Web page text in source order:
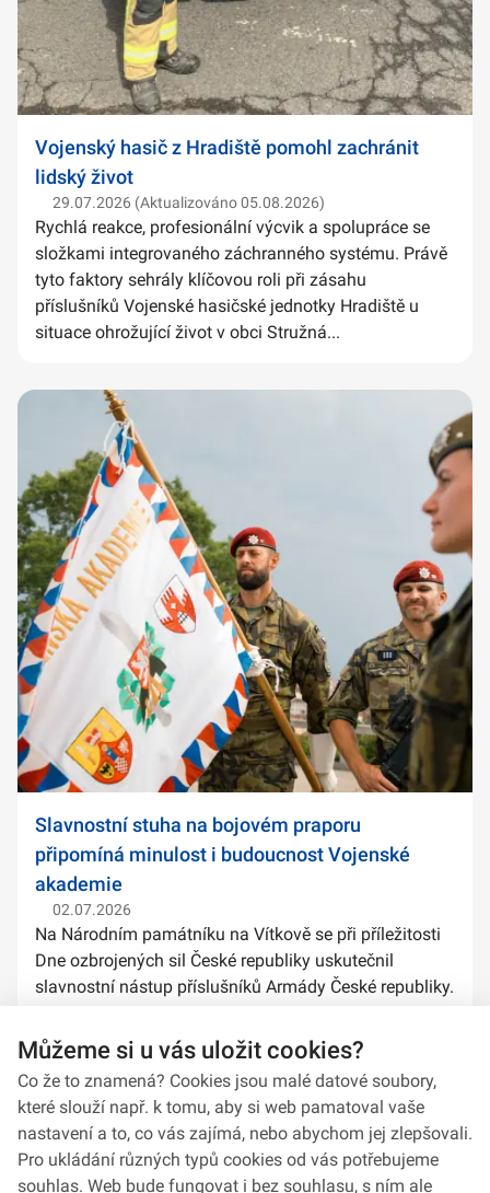
Vojenský hasič z Hradiště pomohl zachránit
lidský život
29.07.2026 (Aktualizováno 05.08.2026)
Rychlá reakce, profesionální výcvik a spolupráce se
složkami integrovaného záchranného systému. Právě
tyto faktory sehrály klíčovou roli při zásahu
příslušníků Vojenské hasičské jednotky Hradiště u
situace ohrožující život v obci Stružná...
Slavnostní stuha na bojovém praporu
připomíná minulost i budoucnost Vojenské
akademie
02.07.2026
Na Národním památníku na Vítkově se při příležitosti
Dne ozbrojených sil České republiky uskutečnil
slavnostní nástup příslušníků Armády České republiky.
stuh na bojové prapory vybranýc...
Můžeme si u vás uložit cookies?
Co že to znamená? Cookies jsou malé datové soubory,
které slouží např. k tomu, aby si web pamatoval vaše
nastavení a to, co vás zajímá, nebo abychom jej zlepšovali.
Pro ukládání různých typů cookies od vás potřebujeme
souhlas. Web bude fungovat i bez souhlasu, s ním ale